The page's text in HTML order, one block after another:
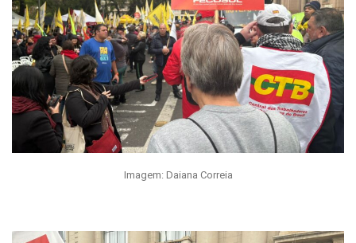
Imagem: Daiana Correia